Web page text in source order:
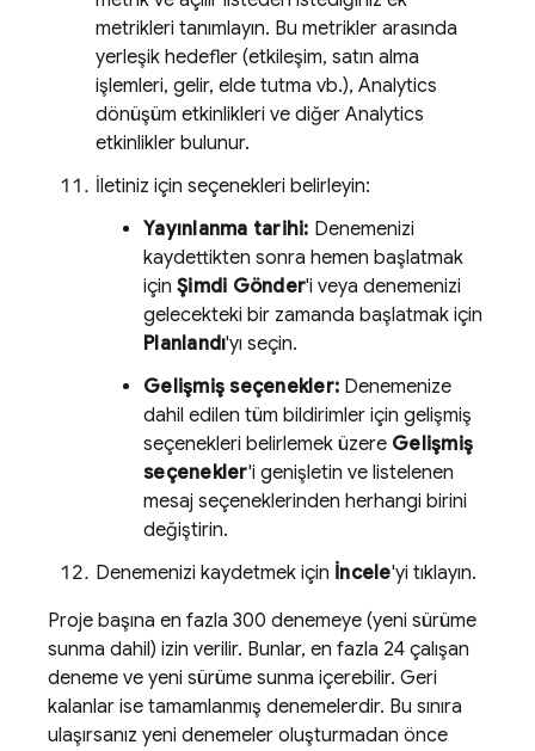
metrikleri tanımlayın. Bu metrikler arasında
yerleşik hedefler (etkileşim, satın alma
işlemleri, gelir, elde tutma vb.), Analytics
dönüşüm etkinlikleri ve diğer Analytics
etkinlikler bulunur.
İletiniz için seçenekleri belirleyin:
Yayınlanma tarihi: Denemenizi
kaydettikten sonra hemen başlatmak
için Şimdi Gönder'i veya denemenizi
gelecekteki bir zamanda başlatmak için
Planlandı'yı seçin.
Gelişmiş seçenekler: Denemenize
dahil edilen tüm bildirimler için gelişmiş
seçenekleri belirlemek üzere Gelişmiş
seçenekler'i genişletin ve listelenen
mesaj seçeneklerinden herhangi birini
değiştirin.
Denemenizi kaydetmek için İncele'yi tıklayın.
Proje başına en fazla 300 denemeye (yeni sürüme
sunma dahil) izin verilir. Bunlar, en fazla 24 çalışan
deneme ve yeni sürüme sunma içerebilir. Geri
kalanlar ise tamamlanmış denemelerdir. Bu sınıra
ulaşırsanız yeni denemeler oluşturmadan önce